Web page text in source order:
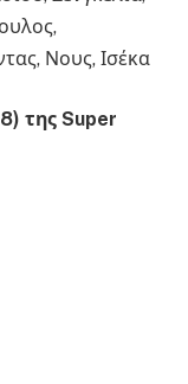
Νους, Ισέκα
της Super